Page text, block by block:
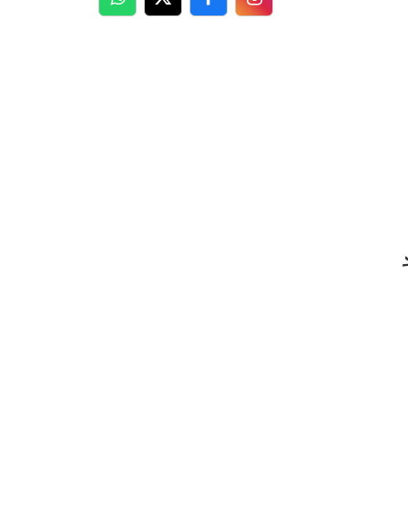
WhatsApp
TwitterFacebookFacebook